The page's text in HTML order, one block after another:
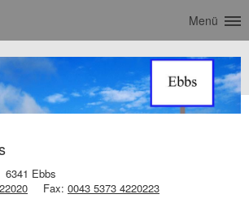
Menü
6341 Ebbs
Fax: 0043 5373 4220223